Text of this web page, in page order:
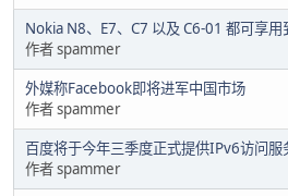
Nokia N8、E7、C7 以及 C6-01 都可享
作者 spammer
外媒称Facebook即将进军中国市场
作者 spammer
百度将于今年三季度正式提供IPv6访问服
作者 spammer